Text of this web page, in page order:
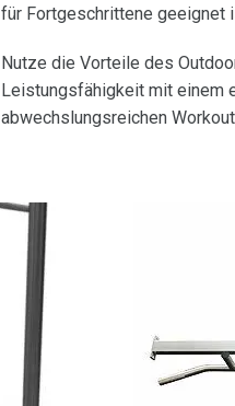
für Fortgeschrittene geeignet
Nutze die Vorteile des
Leistungsfähigkeit mit einem
abwechslungsreichen